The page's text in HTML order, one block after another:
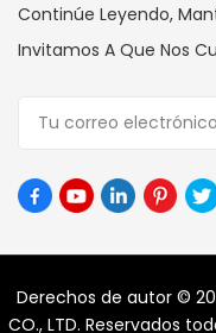
Continúe Leyendo,
Invitamos A Que Nos
Derechos de autor ©
CO., LTD. Reservados